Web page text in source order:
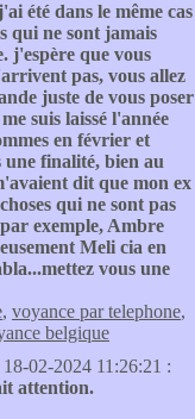
été dans le même cas
qui ne sont jamais
j'espère que vous
pas, vous allez
juste de vous poser
suis laissé l'année
en février et
finalité, bien au
dit que mon ex
qui ne sont pas
exemple, Ambre
Meli cia en
vous une
, voyance par telephone,
belgique
02-2024 11:26:21 :
attention.